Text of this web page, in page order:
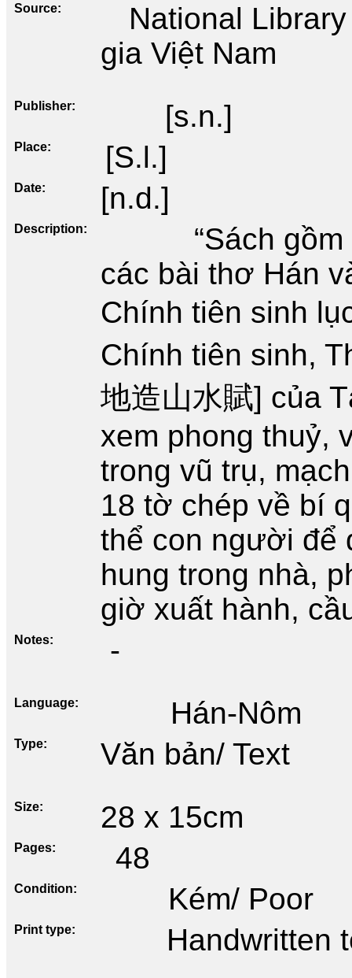
Source
National
gia Việt Nam
Publisher [s.n.]
Place [S.l.]
Date [n.d.]
Description
“Sách
các bài thơ Hán
Chính tiên sinh
Chính tiên sinh,
地造山水賦] của
xem phong thuỷ,
trong vũ trụ,
18 tờ chép về bí
thể con người để
hung trong nhà,
giờ xuất hành,
Notes -
Language Hán-Nôm
Type Văn bản/ Text
Size 28 x 15cm
Pages 48
Condition Kém/ Poor
Print type Handwritten